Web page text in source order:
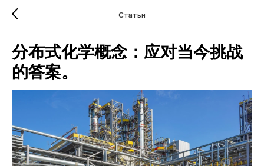
Статьи
分布式化学概念：应对当今挑战
的答案。